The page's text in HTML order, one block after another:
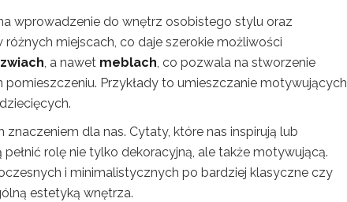
wprowadzenie do wnętrz osobistego stylu oraz
miejscach, co daje szerokie możliwości
, a nawet meblach, co pozwala na stworzenie
Przykłady to umieszczanie motywujących
dla nas. Cytaty, które nas inspirują lub
rolę nie tylko dekoracyjną, ale także motywującą.
i minimalistycznych po bardziej klasyczne czy
estetyką wnętrza.